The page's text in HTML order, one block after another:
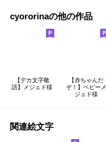
cyororinaの他の作品
【デカ文字敬
語】メジェド様
【赤ちゃんだ
ぞ！】ベビーメ
ジェド様
関連絵文字